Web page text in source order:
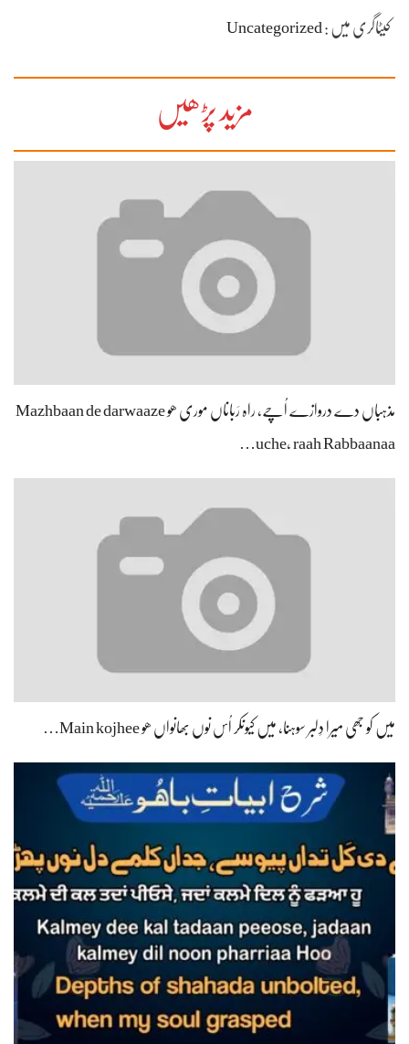
کیٹاگری میں : Uncategorized
مزید پڑھیں
مذہباں دے دروازے اُچے، راہ رَباناں موری ھو Mazhbaan de darwaaze
uche, raah Rabbaanaa…
میں کو جھی میرا دِلبر سوہنا، میں کیونکر اُس نوں بھانواں ھو Main kojhee…